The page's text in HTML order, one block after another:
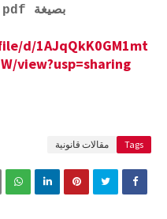
بصيغة pdf الرابط أسفله:
d/1AJqQkK0GM1mt
view?usp=sharing
Tags مقالات قانونية